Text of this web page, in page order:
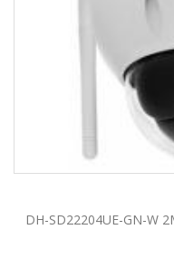
DH-SD22204UE-GN-W